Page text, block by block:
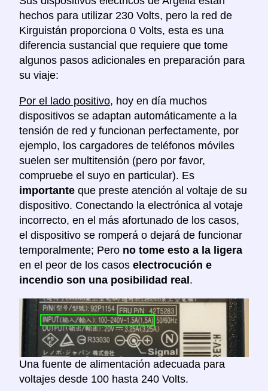
hechos para utilizar 230 Volts, pero la red de
Kirguistán proporciona 0 Volts, esta es una
diferencia sustancial que requiere que tome
algunos pasos adicionales en preparación para
su viaje:
Por el lado positivo, hoy en día muchos
dispositivos se adaptan automáticamente a la
tensión de red y funcionan perfectamente, por
ejemplo, los cargadores de teléfonos móviles
suelen ser multitensión (pero por favor,
compruebe el suyo en particular). Es
importante que preste atención al voltaje de su
dispositivo. Conectando la electrónica al votaje
incorrecto, en el más afortunado de los casos,
el dispositivo se romperá o dejará de funcionar
temporalmente; Pero no tome esto a la ligera
en el peor de los casos electrocución e
incendio son una posibilidad real .
Una fuente de alimentación adecuada para
voltajes desde 100 hasta 240 Volts.